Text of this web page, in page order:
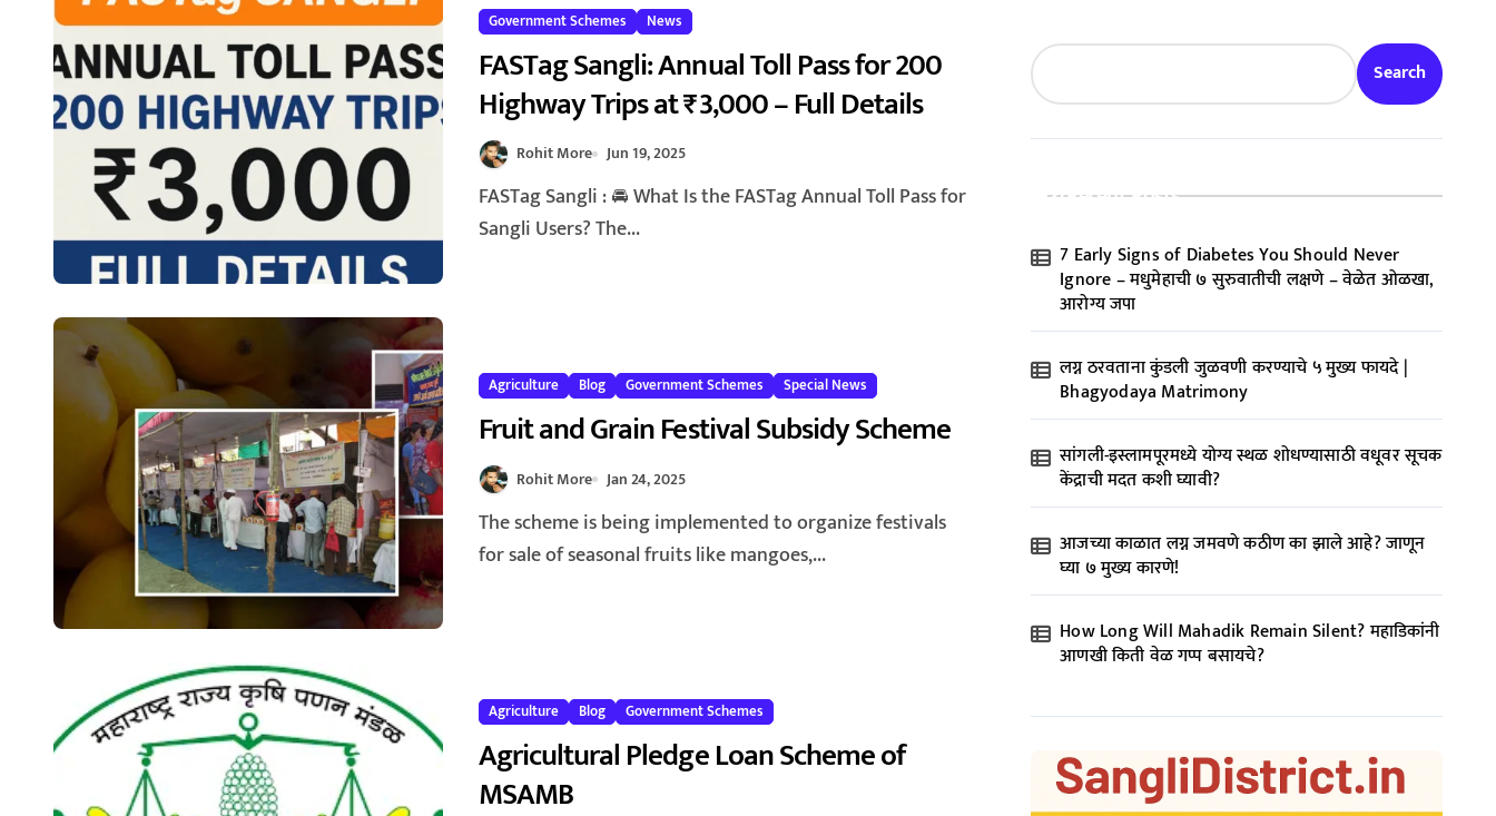
Government Schemes News
FASTag Sangli: Annual Toll Pass for 200
Highway Trips at ₹3,000 – Full Details
Rohit More Jun 19, 2025
FASTag Sangli : 🚘 What Is the FASTag Annual Toll Pass for
Sangli Users? The...
Agriculture Blog Government Schemes Special News
Fruit and Grain Festival Subsidy Scheme
Rohit More Jan 24, 2025
The scheme is being implemented to organize festivals
for sale of seasonal fruits like mangoes,...
Agriculture Blog Government Schemes
Agricultural Pledge Loan Scheme of
MSAMB
Search
Recent Posts
7 Early Signs of Diabetes You Should Never
Ignore – मधुमेहाची ७ सुरुवातीची लक्षणे – वेळेत ओळखा,
आरोग्य जपा
लग्न ठरवताना कुंडली जुळवणी करण्याचे ५ मुख्य फायदे |
Bhagyodaya Matrimony
सांगली-इस्लामपूरमध्ये योग्य स्थळ शोधण्यासाठी वधूवर सूचक
केंद्राची मदत कशी घ्यावी?
आजच्या काळात लग्न जमवणे कठीण का झाले आहे? जाणून
घ्या ७ मुख्य कारणे!
How Long Will Mahadik Remain Silent? महाडिकांनी
आणखी किती वेळ गप्प बसायचे?